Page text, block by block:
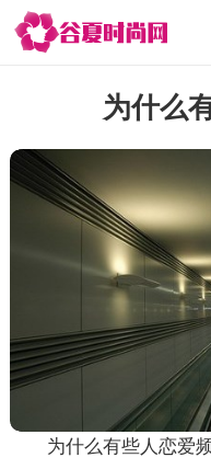
为什么
为什么有些人恋爱